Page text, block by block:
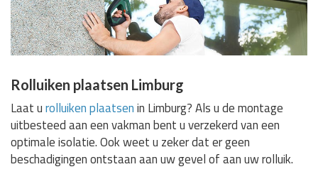
Rolluiken plaatsen Limburg
Laat urolluiken plaatsenin Limburg? Als u de montage
uitbesteed aan een vakman bent u verzekerd van een
optimale isolatie. Ook weet u zeker dat er geen
beschadigingen ontstaan aan uw gevel of aan uw rolluik.